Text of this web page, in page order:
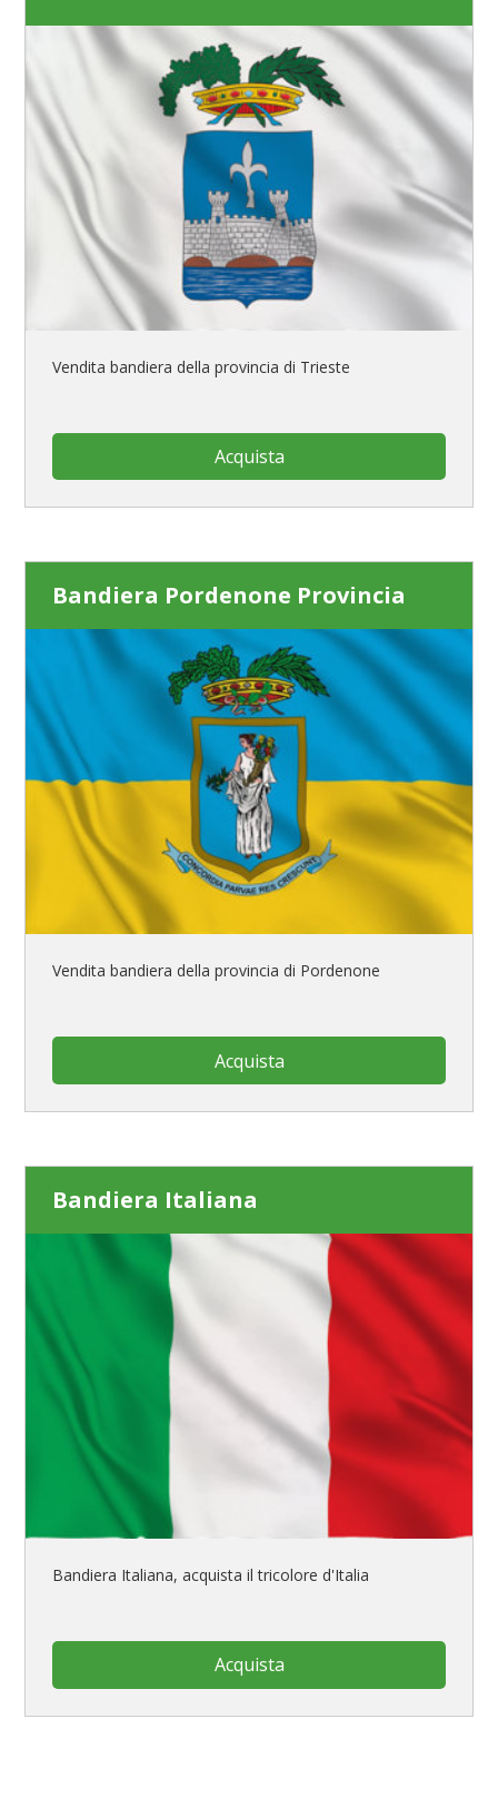
Vendita bandiera della provincia di Trieste
Acquista
Bandiera Pordenone Provincia
Vendita bandiera della provincia di Pordenone
Acquista
Bandiera Italiana
Bandiera Italiana, acquista il tricolore d'Italia
Acquista